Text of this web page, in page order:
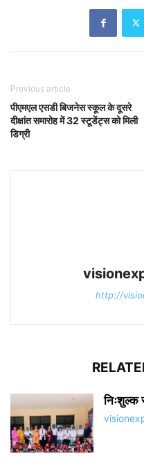
Previous article
पीएमएल एसडी बिजनेस स्कूल के दूसरे
दीक्षांत समारोह में 32 स्टूडेंट्स को मिली
डिग्री
http://
निःशुल्क